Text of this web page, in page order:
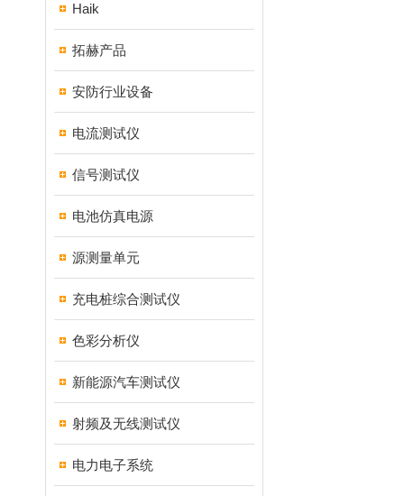
Haik
拓赫产品
安防行业设备
电流测试仪
信号测试仪
电池仿真电源
源测量单元
充电桩综合测试仪
色彩分析仪
新能源汽车测试仪
射频及无线测试仪
电力电子系统